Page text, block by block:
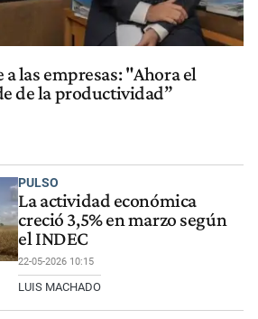
las empresas: "Ahora el
de la productividad”
PULSO
La actividad económica
creció 3,5% en marzo según
el INDEC
22-05-2026 10:15
LUIS MACHADO